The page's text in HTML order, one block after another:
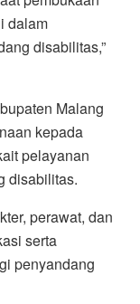
dalam
disabilitas,”
Malang
kepada
pelayanan
disabilitas.
perawat, dan
serta
penyandang